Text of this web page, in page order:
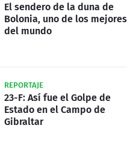
El sendero de la duna de
Bolonia, uno de los mejores
del mundo
REPORTAJE
23-F: Así fue el Golpe de
Estado en el Campo de
Gibraltar